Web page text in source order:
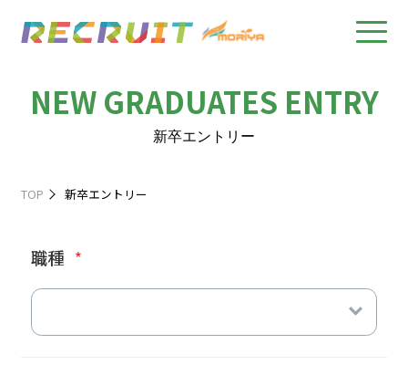
NEW GRADUATES ENTRY
新卒エントリー
TOP 新卒エントリー
職種 *